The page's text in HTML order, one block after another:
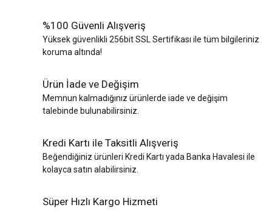
%100 Güvenli Alışveriş
Yüksek güvenlikli 256bit SSL Sertifikası ile tüm bilgileriniz
koruma altında!
Ürün İade ve Değişim
Memnun kalmadığınız ürünlerde iade ve değişim
talebinde bulunabilirsiniz.
Kredi Kartı ile Taksitli Alışveriş
Beğendiğiniz ürünleri Kredi Kartı yada Banka Havalesi ile
kolayca satın alabilirsiniz.
Süper Hızlı Kargo Hizmeti